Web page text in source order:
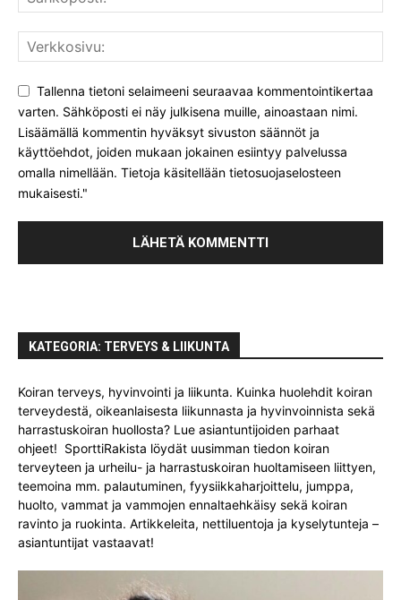
Tallenna tietoni selaimeeni seuraavaa kommentointikertaa
varten. Sähköposti ei näy julkisena muille, ainoastaan nimi.
Lisäämällä kommentin hyväksyt sivuston säännöt ja
käyttöehdot, joiden mukaan jokainen esiintyy palvelussa
omalla nimellään. Tietoja käsitellään tietosuojaselosteen
mukaisesti."
KATEGORIA: TERVEYS & LIIKUNTA
Koiran terveys, hyvinvointi ja liikunta. Kuinka huolehdit koiran
terveydestä, oikeanlaisesta liikunnasta ja hyvinvoinnista sekä
harrastuskoiran huollosta? Lue asiantuntijoiden parhaat
ohjeet! SporttiRakista löydät uusimman tiedon koiran
terveyteen ja urheilu- ja harrastuskoiran huoltamiseen liittyen,
teemoina mm. palautuminen, fyysiikkaharjoittelu, jumppa,
huolto, vammat ja vammojen ennaltaehkäisy sekä koiran
ravinto ja ruokinta. Artikkeleita, nettiluentoja ja kyselytunteja –
asiantuntijat vastaavat!